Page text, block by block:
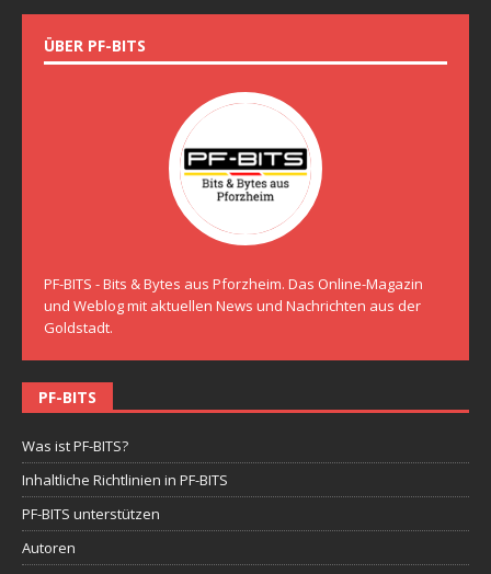
ÜBER PF-BITS
PF-BITS - Bits & Bytes aus Pforzheim. Das Online-Magazin
und Weblog mit aktuellen News und Nachrichten aus der
Goldstadt.
PF-BITS
Was ist PF-BITS?
Inhaltliche Richtlinien in PF-BITS
PF-BITS unterstützen
Autoren